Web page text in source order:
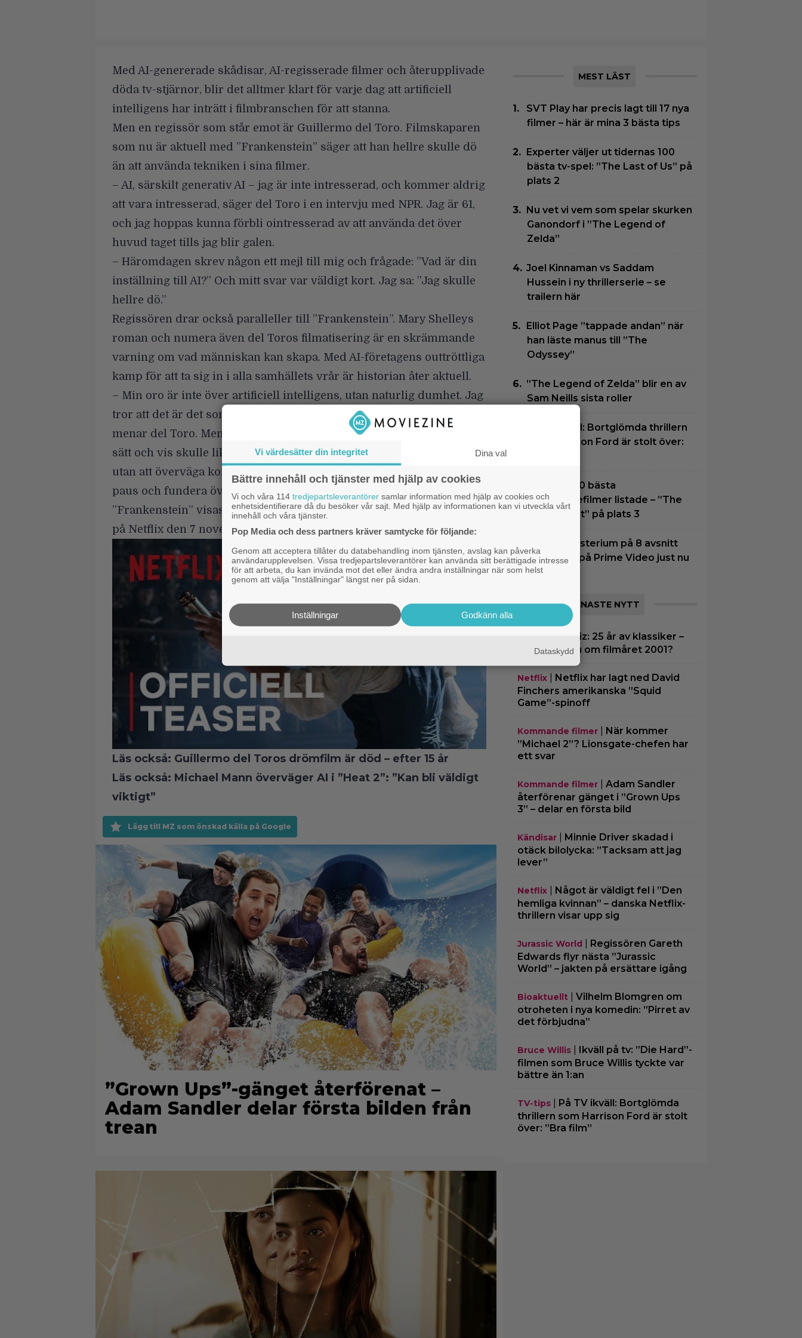
Med AI-genererade skådisar, AI-regisserade filmer och återupplivade
döda tv-stjärnor, blir det alltmer klart för varje dag att artificiell
intelligens har inträtt i filmbranschen för att stanna.
Men en regissör som står emot är Guillermo del Toro. Filmskaparen
som nu är aktuell med ”Frankenstein” säger att han hellre skulle dö
än att använda tekniken i sina filmer.
– AI, särskilt generativ AI – jag är inte intresserad, och kommer aldrig
att vara intresserad, säger del Toro i en intervju med NPR. Jag är 61,
och jag hoppas kunna förbli ointresserad av att använda det över
huvud taget tills jag blir galen.
– Häromdagen skrev någon ett mejl till mig och frågade: ”Vad är din
inställning till AI?” Och mitt svar var väldigt kort. Jag sa: ”Jag skulle
hellre dö.”
Regissören drar också paralleller till ”Frankenstein”. Mary Shelleys
roman och numera även del Toros filmatisering är en skrämmande
varning om vad människan kan skapa. Med AI-företagens outtröttliga
kamp för att ta sig in i alla samhällets vrår är historian åter aktuell.
– Min oro är inte över artificiell intelligens, utan naturlig dumhet. Jag
tror att det är det som driver de flesta av världens sämsta sidor,
menar del Toro. Men jag ville att Victor Frankensteins arrogans på
sätt och vis skulle likna tech-killarnas. Han är lite blind, skapar något
utan att överväga konsekvenserna, och jag tror att vi måste ta en
paus och fundera över vart vi är på väg.
”Frankenstein” visas just nu på utvalda biografer. Den har premiär
på Netflix den 7 november.
Läs också: Guillermo del Toros drömfilm är död – efter 15 år
Läs också: Michael Mann överväger AI i ”Heat 2”: ”Kan bli väldigt
viktigt”
Lägg till MZ som önskad källa på Google
”Grown Ups”-gänget återförenat –
Adam Sandler delar första bilden från
trean
MEST LÄST
SVT Play har precis lagt till 17 nya
filmer – här är mina 3 bästa tips
Experter väljer ut tidernas 100
bästa tv-spel: ”The Last of Us” på
plats 2
Nu vet vi vem som spelar skurken
Ganondorf i ”The Legend of
Zelda”
Joel Kinnaman vs Saddam
Hussein i ny thrillerserie – se
trailern här
Elliot Page ”tappade andan” när
han läste manus till ”The
Odyssey”
”The Legend of Zelda” blir en av
Sam Neills sista roller
På TV ikväll: Bortglömda thrillern
som Harrison Ford är stolt över:
Tidernas 30 bästa
superhjältefilmer listade – ”The
Dark Knight” på plats 3
Ett nytt mysterium på 8 avsnitt
gör succé på Prime Video just nu
SENASTE NYTT
Filmquiz: 25 år av klassiker –
vad minns du om filmåret 2001?
Netflix| Netflix har lagt ned David
Finchers amerikanska ”Squid
Game”-spinoff
Kommande filmer| När kommer
”Michael 2”? Lionsgate-chefen har
ett svar
Kommande filmer| Adam Sandler
återförenar gänget i ”Grown Ups
3” – delar en första bild
Kändisar| Minnie Driver skadad i
otäck bilolycka: ”Tacksam att jag
lever”
Netflix| Något är väldigt fel i ”Den
hemliga kvinnan” – danska Netflix-
thrillern visar upp sig
Jurassic World
Regissören Gareth
Edwards flyr nästa ”Jurassic
World” – jakten på ersättare igång
Bioaktuellt| Vilhelm Blomgren om
otroheten i nya komedin: ”Pirret av
det förbjudna”
Bruce Willis| Ikväll på tv: ”Die Hard”-
filmen som Bruce Willis tyckte var
bättre än 1:an
TV-tips| På TV ikväll: Bortglömda
thrillern som Harrison Ford är stolt
över: ”Bra film”
Vi värdesätter din integritet Dina val
Bättre innehåll och tjänster med hjälp av cookies
Vi och våra 114 tredjepartsleverantörer samlar information med hjälp av cookies och
enhetsidentifierare då du besöker vår sajt. Med hjälp av informationen kan vi utveckla vårt
innehåll och våra tjänster.
Pop Media och dess partners kräver samtycke för följande:
Genom att acceptera tillåter du databehandling inom tjänsten, avslag kan påverka
användarupplevelsen. Vissa tredjepartsleverantörer kan använda sitt berättigade intresse
för att arbeta, du kan invända mot det eller ändra andra inställningar när som helst
genom att välja "Inställningar" längst ner på sidan.
Godkänn alla
Inställningar
Dataskydd